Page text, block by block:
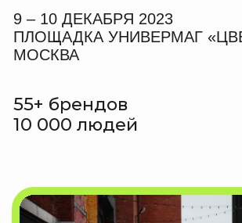
Фестиваль Бюро Маркет Фест